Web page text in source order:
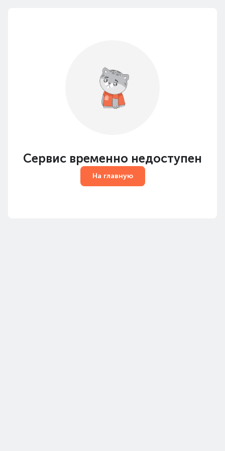
Сервис временно недоступен
На главную